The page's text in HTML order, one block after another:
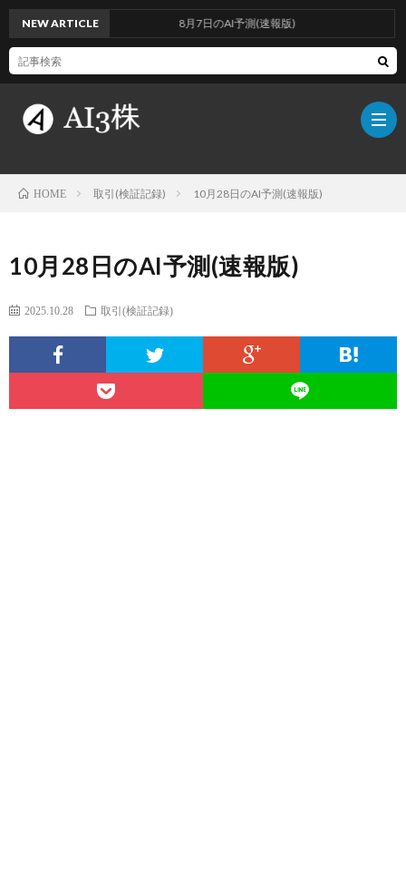
グ
NEW ARTICLE 8月7日のAI予測(速報版)
HOME 取引(検証記録) 10月28日のAI予測(速報版)
10月28日のAI予測(速報版)
2025.10.28 取引(検証記録)